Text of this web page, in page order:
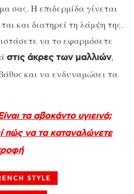
σας. Η επιδερμίδα γίνεται
και διατηρεί τη λάμψη της.
να το εφαρμόσετε
στις άκρες των μαλλιών,
και να ενδυναμώσει τα
τα αβοκάντο υγιεινά;
πώς να τα καταναλώνετε
STYLE